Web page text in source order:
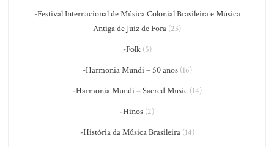
-Festival Internacional de Música Colonial Brasileira e Música
Antiga de Juiz de Fora (23)
-Folk(5)
-Harmonia Mundi – 50 anos(16)
-Harmonia Mundi – Sacred Music (14)
-Hinos (2)
-História da Música Brasileira(14)